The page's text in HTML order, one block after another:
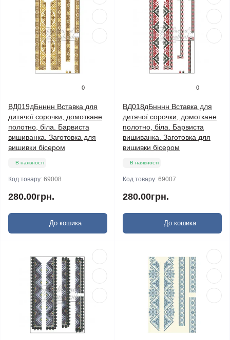
0
ВД019дБнннн Вставка для
дитячої сорочки, домоткане
полотно, біла. Барвиста
вишиванка. Заготовка для
вишивки бісером
В наявності
Код товару: 69008
280.00грн.
До кошика
0
ВД018дБнннн Вставка для
дитячої сорочки, домоткане
полотно, біла. Барвиста
вишиванка. Заготовка для
вишивки бісером
В наявності
Код товару: 69007
280.00грн.
До кошика